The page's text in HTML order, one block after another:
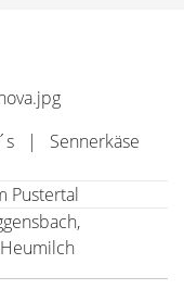
| Sennerkäse
Pustertal